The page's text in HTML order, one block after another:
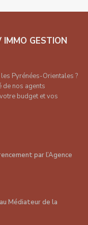
GESTION
Pyrénées-Orientales ?
de nos agents
budget et vos
parl’Agence
Médiateur de la